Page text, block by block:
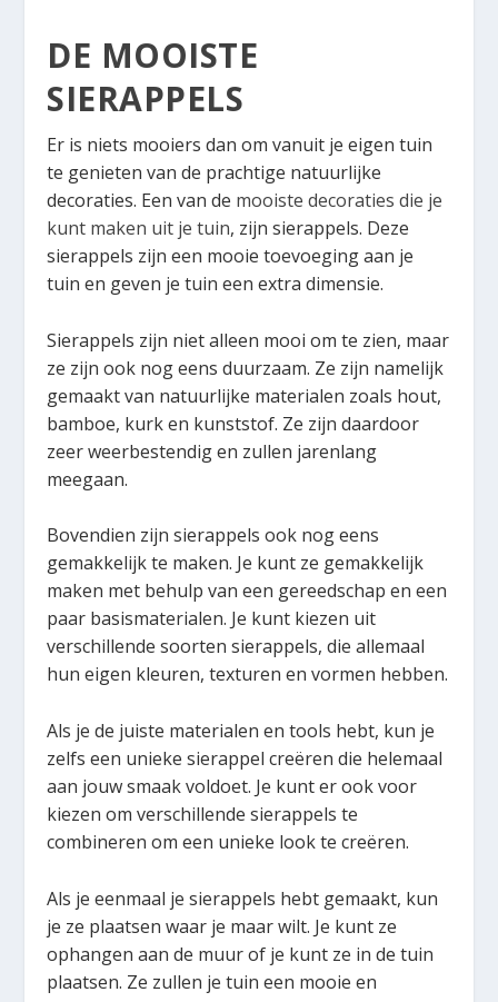
DE MOOISTE
SIERAPPELS
Er is niets mooiers dan om vanuit je eigen tuin
te genieten van de prachtige natuurlijke
decoraties. Een van de mooiste decoraties die je
kunt maken uit je tuin, zijn sierappels. Deze
sierappels zijn een mooie toevoeging aan je
tuin en geven je tuin een extra dimensie.
Sierappels zijn niet alleen mooi om te zien, maar
ze zijn ook nog eens duurzaam. Ze zijn namelijk
gemaakt van natuurlijke materialen zoals hout,
bamboe, kurk en kunststof. Ze zijn daardoor
zeer weerbestendig en zullen jarenlang
meegaan.
Bovendien zijn sierappels ook nog eens
gemakkelijk te maken. Je kunt ze gemakkelijk
maken met behulp van een gereedschap en een
paar basismaterialen. Je kunt kiezen uit
verschillende soorten sierappels, die allemaal
hun eigen kleuren, texturen en vormen hebben.
Als je de juiste materialen en tools hebt, kun je
zelfs een unieke sierappel creëren die helemaal
aan jouw smaak voldoet. Je kunt er ook voor
kiezen om verschillende sierappels te
combineren om een unieke look te creëren.
Als je eenmaal je sierappels hebt gemaakt, kun
je ze plaatsen waar je maar wilt. Je kunt ze
ophangen aan de muur of je kunt ze in de tuin
plaatsen. Ze zullen je tuin een mooie en